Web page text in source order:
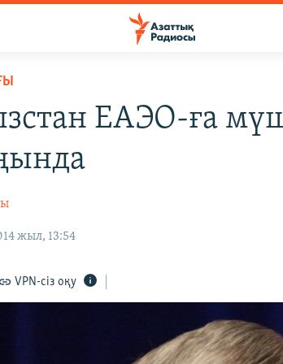
ЕАЭО-ға
жыл, 13:54
VPN-сіз оқу